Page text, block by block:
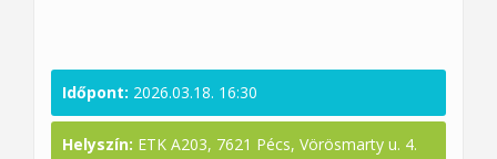
Időpont: 2026.03.18. 16:30
Helyszín: ETK A203, 7621 Pécs, Vörösmarty u. 4.